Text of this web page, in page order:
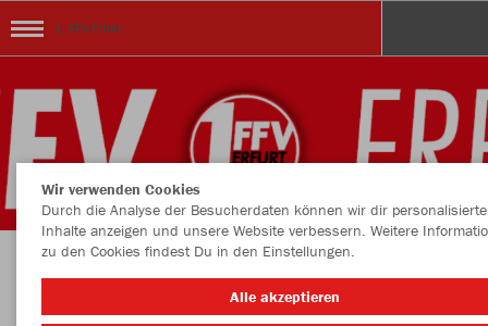
1. FFV Erfurt
Herzlich Willkommen im Teamshop 1. FFV
Erfurt
Wir verwenden Cookies
Durch die Analyse der Besucherdaten können wir dir personalisierte
Inhalte anzeigen und unsere Website verbessern. Weitere
zu den Cookies findest Du in den Einstellungen.
Alle akzeptieren